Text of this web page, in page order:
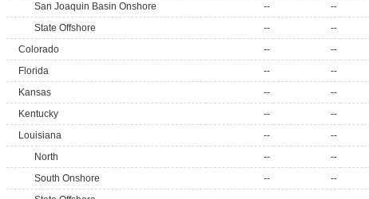
San Joaquin Basin Onshore
-- --
State Offshore
-- --
Colorado
-- --
Florida
-- --
Kansas
-- --
Kentucky
-- --
Louisiana
-- --
North
-- --
South Onshore
-- --